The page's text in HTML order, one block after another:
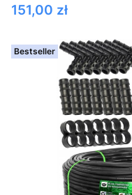
Cena
151,00 zł
Bestseller